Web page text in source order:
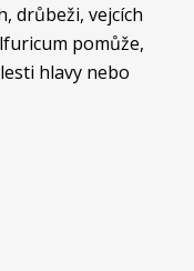
drůbeži, vejcích
pomůže,
hlavy nebo